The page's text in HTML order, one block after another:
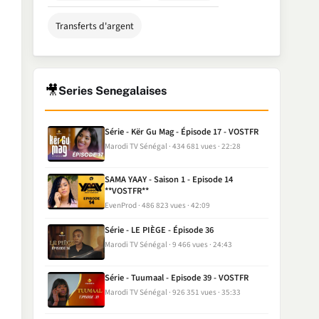
Transferts d'argent
🎥Series Senegalaises
Série - Kër Gu Mag - Épisode 17 - VOSTFR
Marodi TV Sénégal 434 681 vues 22:28
SAMA YAAY - Saison 1 - Episode 14
**VOSTFR**
EvenProd 486 823 vues 42:09
Série - LE PIÈGE - Épisode 36
Marodi TV Sénégal 9 466 vues 24:43
Série - Tuumaal - Episode 39 - VOSTFR
Marodi TV Sénégal 926 351 vues 35:33